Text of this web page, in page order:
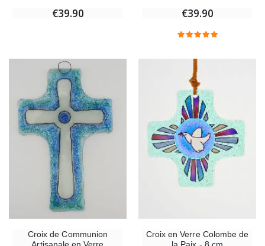
€39.90 €39.90
Croix de Communion
Artisanale en Verre
Croix en Verre Colombe de
la Paix - 8 cm